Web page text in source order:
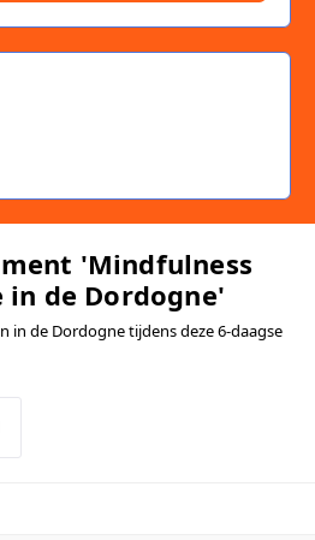
'Mindfulness
in de Dordogne'
in de Dordogne tijdens deze 6-daagse